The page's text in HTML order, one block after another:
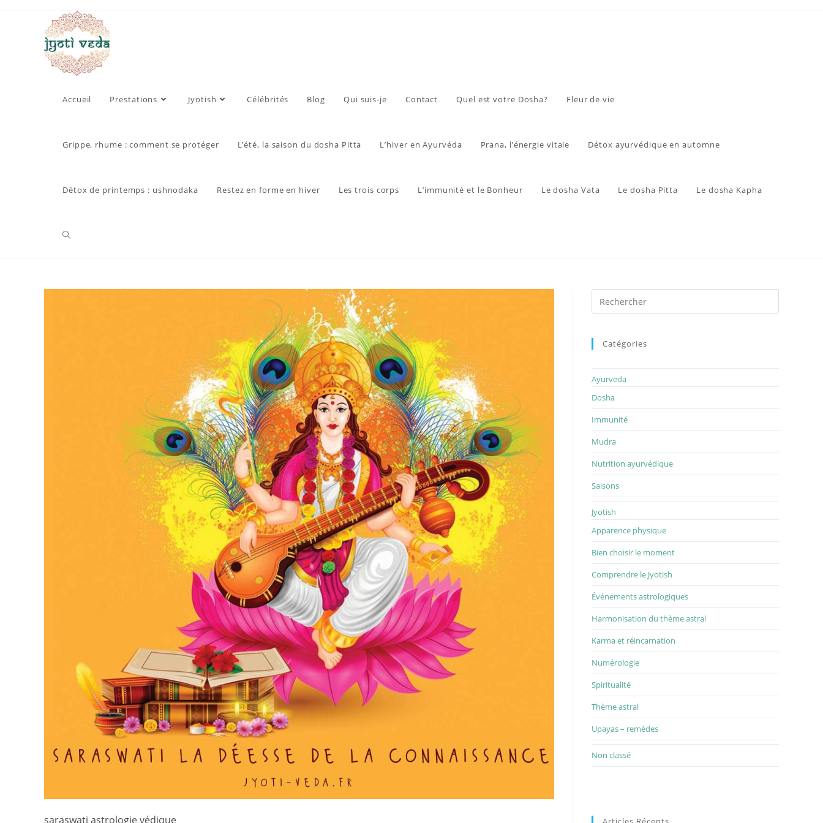
Accueil Prestations Jyotish Célébrités Blog Qui suis-je Contact Quel est votre Dosha? Fleur de vie
Grippe, rhume : comment se protéger L’été, la saison du dosha Pitta L’hiver en Ayurvéda Prana, l’énergie vitale Détox ayurvédique en automne
Détox de printemps : ushnodaka Restez en forme en hiver Les trois corps L’immunité et le Bonheur Le dosha Vata Le dosha Pitta Le dosha Kapha
saraswati astrologie védique
Rechercher
sur
siteCatégories
Ayurveda
Dosha
Immunité
Mudra
Nutrition ayurvédique
Saisons
Jyotish
Apparence physique
Bien choisir le moment
Comprendre le Jyotish
Événements astrologiques
Harmonisation du thème astral
Karma et réincarnation
Numérologie
Spiritualité
Thème astral
Upayas – remèdes
Non classé